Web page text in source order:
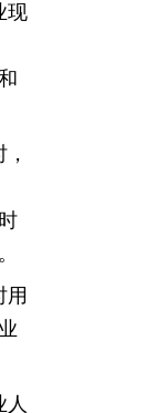
现
用
人